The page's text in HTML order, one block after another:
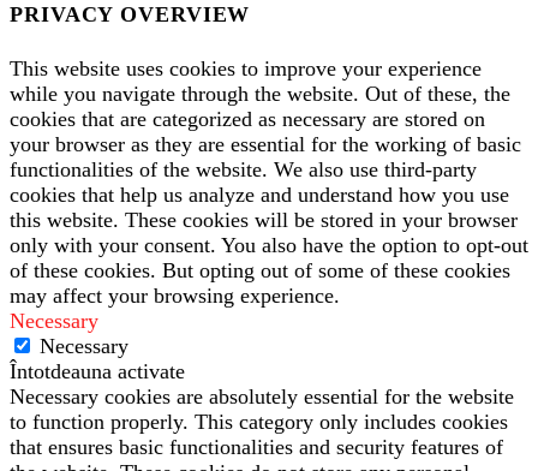
PRIVACY OVERVIEW
This website uses cookies to improve your experience
while you navigate through the website. Out of these, the
cookies that are categorized as necessary are stored on
your browser as they are essential for the working of basic
functionalities of the website. We also use third-party
cookies that help us analyze and understand how you use
this website. These cookies will be stored in your browser
only with your consent. You also have the option to opt-out
of these cookies. But opting out of some of these cookies
may affect your browsing experience.
Necessary
Necessary
Întotdeauna activate
Necessary cookies are absolutely essential for the website
to function properly. This category only includes cookies
that ensures basic functionalities and security features of